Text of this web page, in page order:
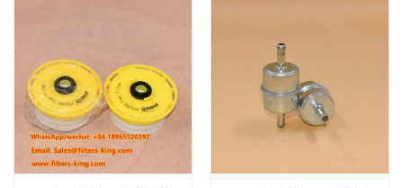
Bobcat Melroe 310 (Kohler
K341 eng). 325 (Kubota
D1703 eng). John Deere
3010 (nicht spezifiziert
eng). 480C (nicht
spezifiziert eng).
eng). 1450AL; 1450CWS;
1450WTS (nicht spezifiziert
eng). 1550CWS; 1550WTS
(nicht spezifiziert eng).